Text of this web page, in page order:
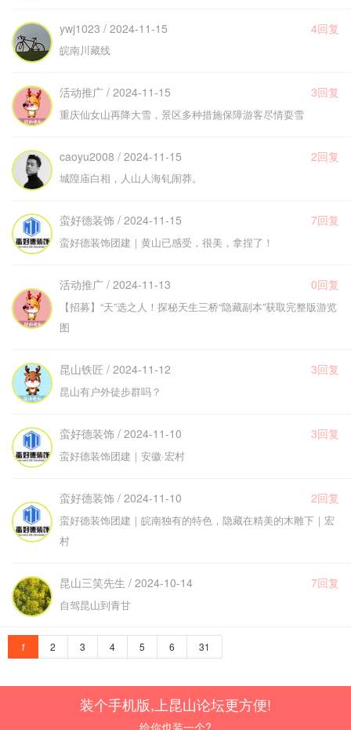
ywj1023 / 2024-11-15 4回复
皖南川藏线
活动推广 / 2024-11-15 3回复
重庆仙女山再降大雪，景区多种措施保障游客尽情耍雪
caoyu2008 / 2024-11-15 2回复
城隍庙白相，人山人海钆闹莽。
蛮好德装饰 / 2024-11-15 7回复
蛮好德装饰团建｜黄山已感受，很美，拿捏了！
活动推广 / 2024-11-13 0回复
【招募】“天”选之人！探秘天生三桥“隐藏副本”获取完整版游览
图
昆山铁匠 / 2024-11-12 3回复
昆山有户外徒步群吗？
蛮好德装饰 / 2024-11-10 3回复
蛮好德装饰团建｜安徽·宏村
蛮好德装饰 / 2024-11-10 2回复
蛮好德装饰团建｜皖南独有的特色，隐藏在精美的木雕下｜宏
村
昆山三笑先生 / 2024-10-14 7回复
自驾昆山到青甘
1 2 3 4 5 6 31
装个手机版,上昆山论坛更方便!
给你也装一个?